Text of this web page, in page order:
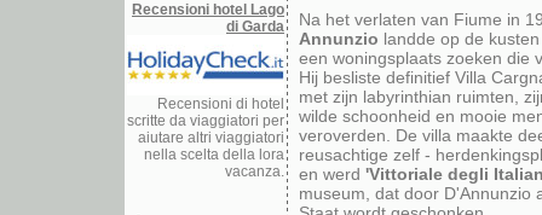
Recensioni hotel Lago
di Garda
Recensioni di hotel
scritte da viaggiatori per
aiutare altri viaggiatori
nella scelta della lora
vacanza.
Na het verlaten van Fiume in
Annunzio landde op de
een woningsplaats zoeken die
Hij besliste definitief Villa
met zijn labyrinthian ruimten,
wilde schoonheid en mooie
veroverden. De villa maakte
reusachtige zelf -
en werd 'Vittoriale degli
museum, dat door D'Annunzio